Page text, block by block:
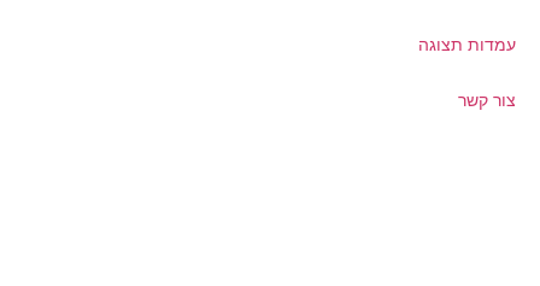
עמדות תצוגה
צור קשר